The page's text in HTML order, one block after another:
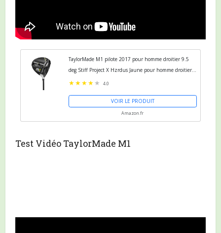
TaylorMade M1 pilote 2017 pour homme droitier 9.5
deg Stiff Project X Hzrdus Jaune pour homme droitier
9.5 deg Stiff Project X Hzrdus Jaune
4.0
VOIR LE PRODUIT
Amazon.fr
Test Vidéo TaylorMade M1